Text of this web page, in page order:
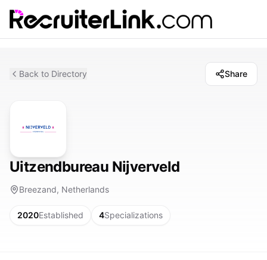
Back to Directory Share
Uitzendbureau Nijverveld
Breezand, Netherlands
2020Established 4Specializations